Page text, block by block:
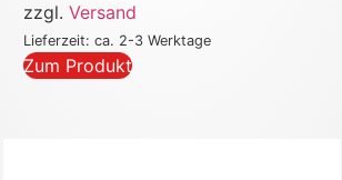
zzgl.Versand
Lieferzeit: ca. 2-3 Werktage
Zum Produkt